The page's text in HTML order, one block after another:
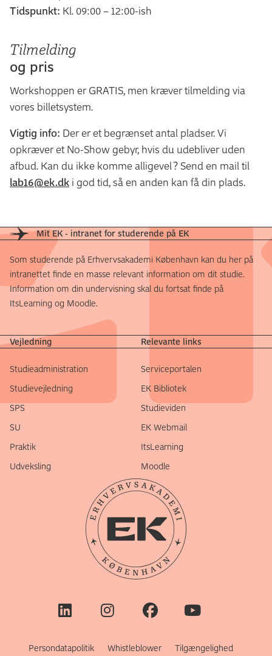
Tidspunkt: Kl. 09:00 – 12:00-ish
Tilmelding
og pris
Workshoppen er GRATIS, men kræver tilmelding via
vores billetsystem.
Vigtig info: Der er et begrænset antal pladser. Vi
opkræver et No-Show gebyr, hvis du udebliver uden
afbud. Kan du ikke komme alligevel? Send en mail til
lab16@ek.dk i god tid, så en anden kan få din plads.
Mit EK - intranet for studerende på EK
Som studerende på Erhvervsakademi København kan du her på
intranettet finde en masse relevant information om dit studie.
Information om din undervisning skal du fortsat finde på
ItsLearning og Moodle.
Vejledning
Studieadministration
Studievejledning
SPS
SU
Praktik
Udveksling
Relevante links
Serviceportalen
EK Bibliotek
Studieviden
EK Webmail
ItsLearning
Moodle
Persondatapolitik Whistleblower Tilgængelighed